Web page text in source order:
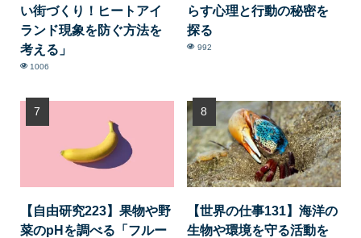
い街づくり！ヒートアイ
ランド現象を防ぐ方法を
考える」
1006
らす心理と行動の秘密を
探る
992
【自由研究223】果物や野
菜のpHを調べる「フルー
【世界の仕事131】海洋の
生物や環境を守る活動を